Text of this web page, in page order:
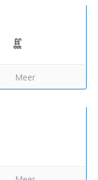
Meer